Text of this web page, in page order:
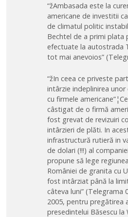
“žAmbasada este la
americane de investitii
de climatul politic
Bechtel de a primi plata
efectuate la autostrada
tot mai anevoios”
“žIn ceea ce priveste
intârzie indeplinirea
cu firmele
câstigat de o firmă
fost grevat de revizuiri
intârzieri de plăti. In
infrastructură rutieră in
de dolari (!!!) al
propune să lege
României de granita cu
fost intârziat până la
câteva luni”
2005, pentru pregătirea
presedintelui Băsescu la